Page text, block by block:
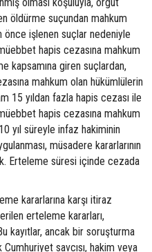
öldürme suçundan mahkum
işlenen suçlar nedeniyle
hapis cezasına mahkum
kapsamına giren suçlardan,
mahkum olan hükümlülerin
15 yıldan fazla hapis cezası ile
hapis cezasına mahkum
yıl süreyle infaz hakiminin
müsadere kararlarının
Erteleme süresi içinde cezada
kararlarına karşı itiraz
erteleme kararları,
kayıtlar, ancak bir soruşturma
savcısı, hakim veya